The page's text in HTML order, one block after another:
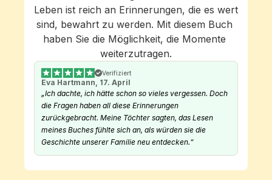
Leben ist reich an Erinnerungen, die es wert
sind, bewahrt zu werden. Mit diesem Buch
haben Sie die Möglichkeit, die Momente
weiterzutragen.
Verifiziert
Eva Hartmann, 17. April
„Ich dachte, ich hätte schon so vieles vergessen. Doch
die Fragen haben all diese Erinnerungen
zurückgebracht. Meine Töchter sagten, das Lesen
meines Buches fühlte sich an, als würden sie die
Geschichte unserer Familie neu entdecken.“